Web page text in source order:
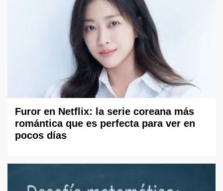
Furor en Netflix: la serie coreana más
romántica que es perfecta para ver en
pocos días